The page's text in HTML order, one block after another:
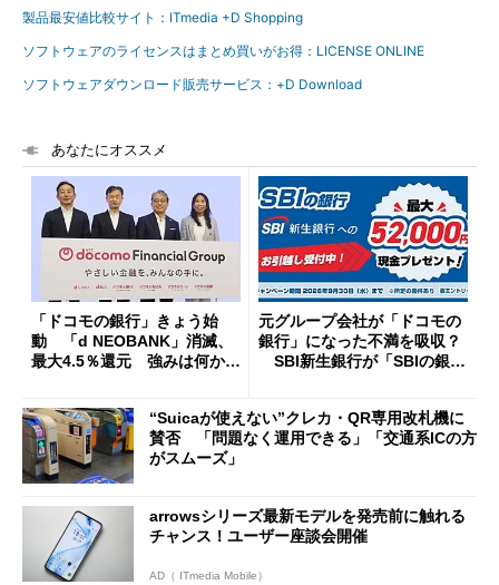
製品最安値比較サイト：ITmedia +D Shopping
ソフトウェアのライセンスはまとめ買いがお得：LICENSE ONLINE
ソフトウェアダウンロード販売サービス：+D Download
あなたにオススメ
「ドコモの銀行」きょう始
動 「d NEOBANK」消滅、
最大4.5％還元 強みは何か解
元グループ会社が「ドコモの
銀行」になった不満を吸収？
SBI新生銀行が「SBIの銀
開催
“Suicaが使えない”クレカ・QR専用改札機に
賛否 「問題なく運用できる」「交通系ICの方
がスムーズ」
arrowsシリーズ最新モデルを発売前に触れる
チャンス！ユーザー座談会開催
AD（ ITmedia Mobile）